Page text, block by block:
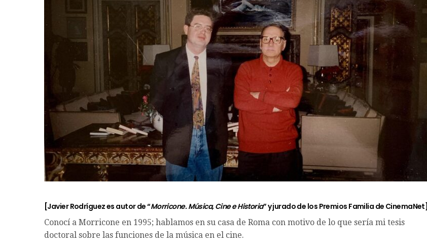
[Javier Rodríguezes autor de “Morricone. Música, Cine e Historia” y jurado de los Premios Familia de CinemaNet]
Conocí a Morricone en 1995; hablamos en su casa de Roma con motivo de lo que sería mi tesis
doctoral sobre las funciones de la música en el cine.